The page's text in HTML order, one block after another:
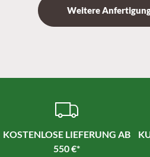
Weitere
KOSTENLOSE LIEFERUNG AB
550 €*